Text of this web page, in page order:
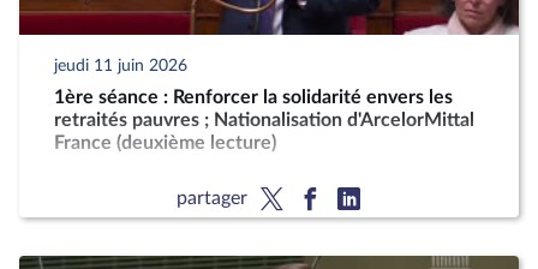
jeudi 11 juin 2026
1ère séance : Renforcer la solidarité envers les
retraités pauvres ; Nationalisation d'ArcelorMittal
France (deuxième lecture)
partager